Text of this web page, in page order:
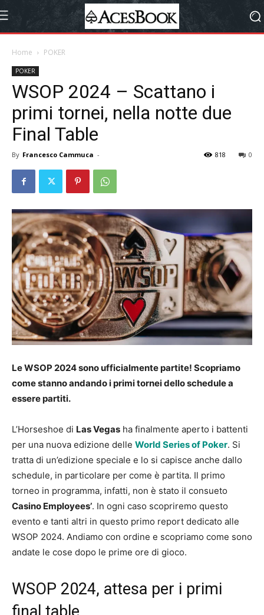
Home POKER
POKER
WSOP 2024 – Scattano i
primi tornei, nella notte due
Final Table
By Francesco Cammuca - 0
818
Le WSOP 2024 sono ufficialmente partite! Scopriamo
come stanno andando i primi tornei dello schedule a
essere partiti.
L’Horseshoe di Las Vegas ha finalmente aperto i battenti
per una nuova edizione delle World Series of Poker. Si
tratta di un’edizione speciale e lo si capisce anche dallo
schedule, in particolare per come è partita. Il primo
torneo in programma, infatti, non è stato il consueto
Casino Employees’. In ogni caso scopriremo questo
evento e tanti altri in questo primo report dedicato alle
WSOP 2024. Andiamo con ordine e scopriamo come sono
andate le cose dopo le prime ore di gioco.
WSOP 2024, attesa per i primi